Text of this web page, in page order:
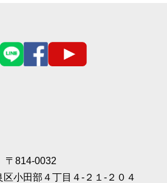
〒814-0032
小田部４丁目４‐２１‐２０４